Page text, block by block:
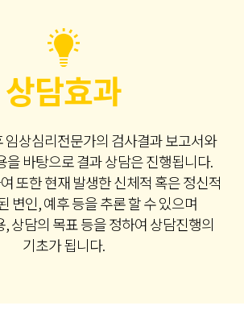
상담효과
임상심리전문가의 검사결과 보고서와
을 바탕으로 결과 상담은 진행됩니다.
또한 현재 발생한 신체적 혹은 정신적
변인, 예후 등을 추론 할 수 있으며
상담의 목표 등을 정하여 상담진행의
기초가 됩니다.